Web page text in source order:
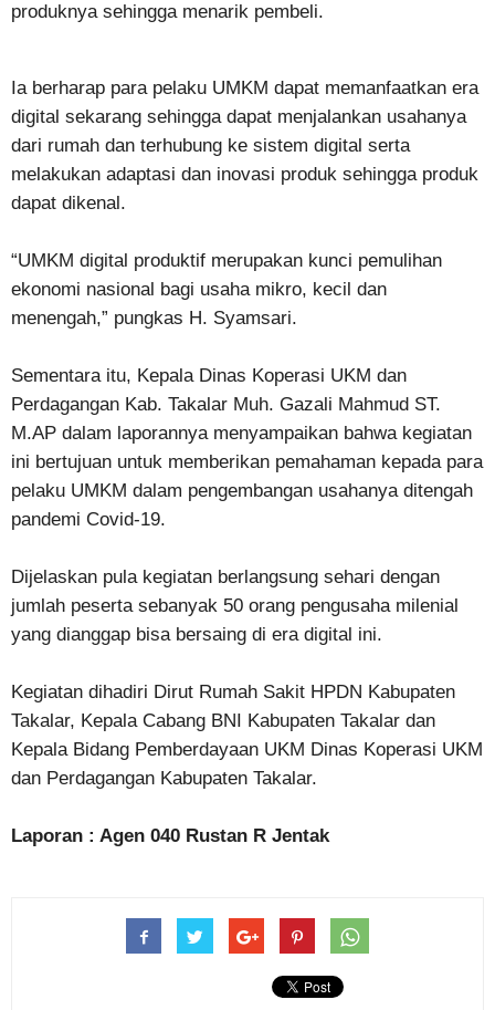
produknya sehingga menarik pembeli.
Ia berharap para pelaku UMKM dapat memanfaatkan era
digital sekarang sehingga dapat menjalankan usahanya
dari rumah dan terhubung ke sistem digital serta
melakukan adaptasi dan inovasi produk sehingga produk
dapat dikenal.
“UMKM digital produktif merupakan kunci pemulihan
ekonomi nasional bagi usaha mikro, kecil dan
menengah,” pungkas H. Syamsari.
Sementara itu, Kepala Dinas Koperasi UKM dan
Perdagangan Kab. Takalar Muh. Gazali Mahmud ST.
M.AP dalam laporannya menyampaikan bahwa kegiatan
ini bertujuan untuk memberikan pemahaman kepada para
pelaku UMKM dalam pengembangan usahanya ditengah
pandemi Covid-19.
Dijelaskan pula kegiatan berlangsung sehari dengan
jumlah peserta sebanyak 50 orang pengusaha milenial
yang dianggap bisa bersaing di era digital ini.
Kegiatan dihadiri Dirut Rumah Sakit HPDN Kabupaten
Takalar, Kepala Cabang BNI Kabupaten Takalar dan
Kepala Bidang Pemberdayaan UKM Dinas Koperasi UKM
dan Perdagangan Kabupaten Takalar.
Laporan : Agen 040 Rustan R Jentak